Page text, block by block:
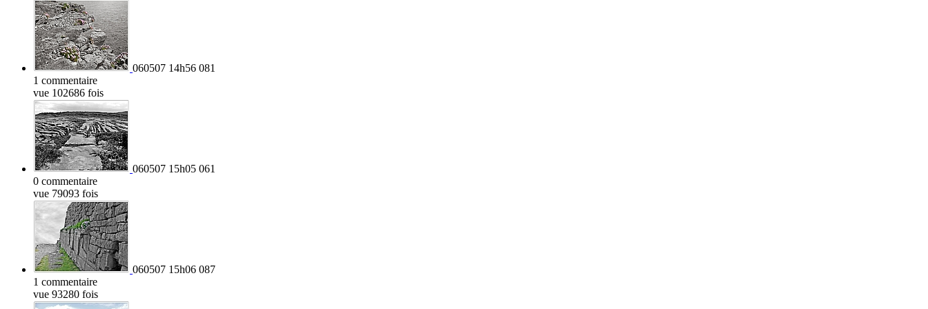
060507 14h56 081
1 commentaire
vue 102686 fois
060507 15h05 061
0 commentaire
vue 79093 fois
060507 15h06 087
1 commentaire
vue 93280 fois